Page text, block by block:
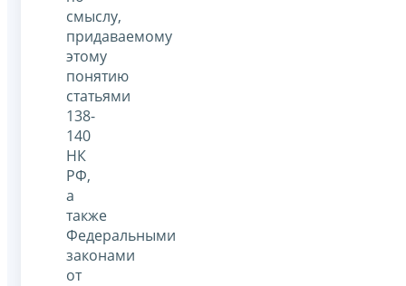
смыслу,
придаваемому
этому
понятию
статьями
138-
140
НК
РФ,
а
также
Федеральными
законами
от